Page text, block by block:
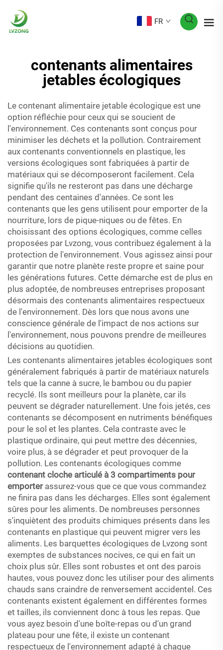
FR
contenants alimentaires
jetables écologiques
Le contenant alimentaire jetable écologique est une
option réfléchie pour ceux qui se soucient de
l'environnement. Ces contenants sont conçus pour
minimiser les déchets et la pollution. Contrairement
aux contenants conventionnels en plastique, les
versions écologiques sont fabriquées à partir de
matériaux qui se décomposeront facilement. Cela
signifie qu'ils ne resteront pas dans une décharge
pendant des centaines d'années. Ce sont les
contenants que les gens utilisent pour emporter de la
nourriture, lors de pique-niques ou de fêtes. En
choisissant des options écologiques, comme celles
proposées par Lvzong, vous contribuez également à la
protection de l'environnement. Vous agissez ainsi pour
garantir que notre planète reste propre et saine pour
les générations futures. Cette démarche est de plus en
plus adoptée, de nombreuses entreprises proposant
désormais des contenants alimentaires respectueux
de l'environnement. Dès lors que nous avons une
conscience générale de l'impact de nos actions sur
l'environnement, nous pouvons prendre de meilleures
décisions au quotidien.
Les contenants alimentaires jetables écologiques sont
généralement fabriqués à partir de matériaux naturels
tels que la canne à sucre, le bambou ou du papier
recyclé. Ils sont meilleurs pour la planète, car ils
peuvent se dégrader naturellement. Une fois jetés, ces
contenants se décomposent en nutriments bénéfiques
pour le sol et les plantes. Cela contraste avec le
plastique ordinaire, qui peut mettre des décennies,
voire plus, à se dégrader et peut provoquer de la
pollution. Les contenants écologiques comme
contenant cloche articulé à 3 compartiments pour
emporter assurez-vous que ce que vous commandez
ne finira pas dans les décharges. Elles sont également
sûres pour les aliments. De nombreuses personnes
s'inquiètent des produits chimiques présents dans les
contenants en plastique qui peuvent migrer vers les
aliments. Les barquettes écologiques de Lvzong sont
exemptes de substances nocives, ce qui en fait un
choix plus sûr. Elles sont robustes et ont des parois
hautes, vous pouvez donc les utiliser pour des aliments
chauds sans craindre de renversement accidentel. Ces
contenants existent également en différentes formes
et tailles, ils conviennent donc à tous les repas. Que
vous ayez besoin d'une boîte-repas ou d'un grand
plateau pour une fête, il existe un contenant
respectueux de l'environnement adapté à chaque